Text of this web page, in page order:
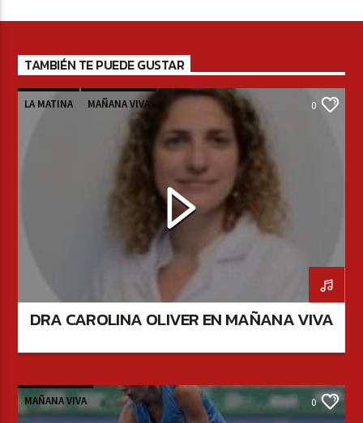
TAMBIÉN TE PUEDE GUSTAR
LA MATINA MAÑANA VIVA 0
DRA CAROLINA OLIVER EN MAÑANA VIVA
MAÑANA VIVA 0